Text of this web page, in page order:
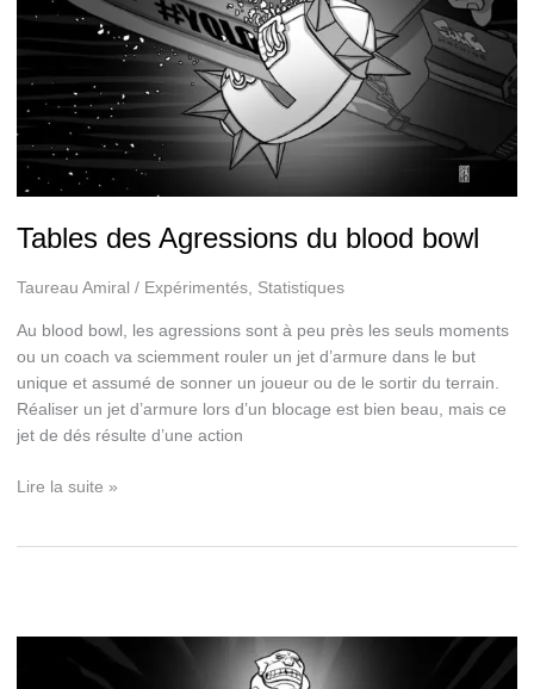
Tables des Agressions du blood bowl
Taureau Amiral / Expérimentés, Statistiques
Au blood bowl, les agressions sont à peu près les seuls moments
ou un coach va sciemment rouler un jet d’armure dans le but
unique et assumé de sonner un joueur ou de le sortir du terrain.
Réaliser un jet d’armure lors d’un blocage est bien beau, mais ce
jet de dés résulte d’une action
Tables
Lire la suite »